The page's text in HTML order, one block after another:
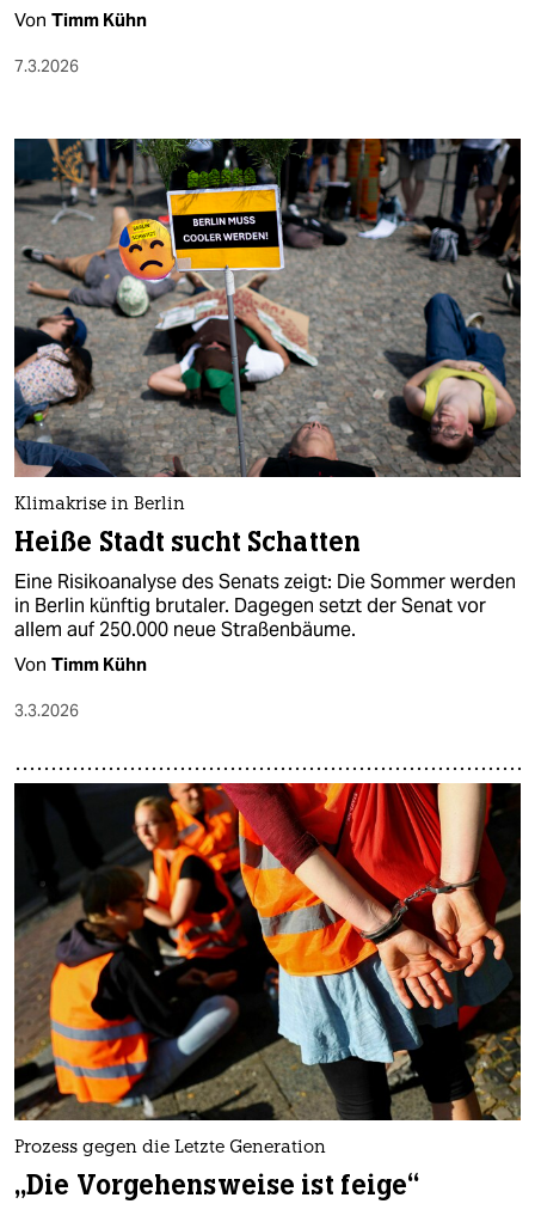
Von Timm Kühn
7.3.2026
Klimakrise in Berlin
Heiße Stadt sucht Schatten
Eine Risikoanalyse des Senats zeigt: Die Sommer werden
in Berlin künftig brutaler. Dagegen setzt der Senat vor
allem auf 250.000 neue Straßenbäume.
Von Timm Kühn
3.3.2026
Prozess gegen die Letzte Generation
„Die Vorgehensweise ist feige“